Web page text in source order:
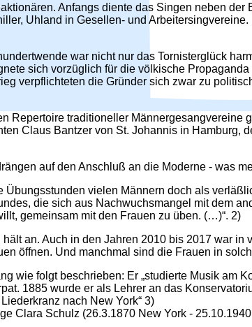
Anfangs diente das Singen neben
Uhland in Gesellen- und
war nicht nur das Tornisterglück
sich vorzüglich für die völkische
verpflichteten die Gründer sich zwar zu
Repertoire traditioneller Männergesangvereine
Claus Bantzer von St. Johannis in Hamburg,
auf den Anschluß an die Moderne - was
vielen Männern doch als
die sich aus Nachwuchsmangel mit dem
gemeinsam mit den Frauen zu üben. (…)“. 2)
an. Auch in den Jahren 2010 bis 2017 war
öffnen. Und manchmal sind die Frauen in
wie folgt beschrieben: Er „studierte Musik am
1885 wurde er als Lehrer an das
nach New York“ 3)
Clara Schulz (26.3.1870 New York -